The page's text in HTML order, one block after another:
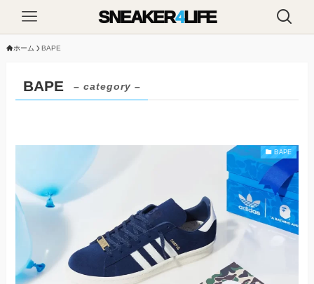
SNEAKER4LIFE
ホーム BAPE
BAPE – category –
BAPE